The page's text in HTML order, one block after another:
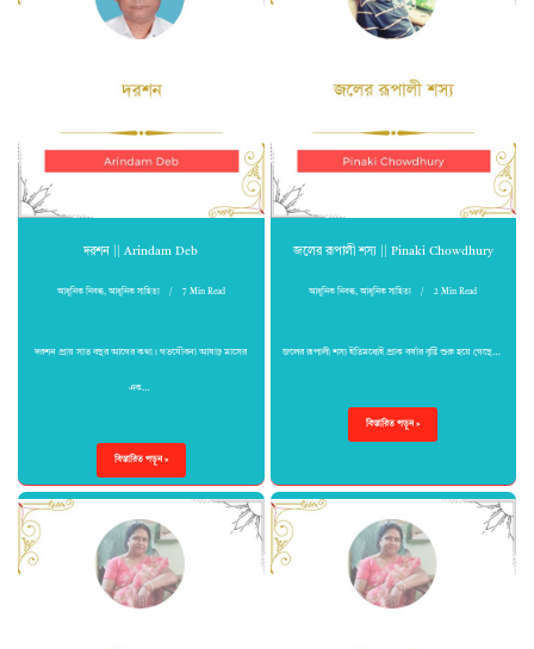
দরশন || Arindam Deb
আধুনিক নিবন্ধ, আধুনিক সাহিত্য 7 Min Read
দরশন প্রায় সাত বছর আগের কথা। গতযৌবনা আষাঢ় মাসের
এক…
বিস্তারিত পড়ুন »
জলের রূপালী শস্য || Pinaki Chowdhury
আধুনিক নিবন্ধ,আধুনিক সাহিত্য 2 Min Read
জলের রূপালী শস্য ইতিমধ্যেই প্রাক বর্ষার বৃষ্টি শুরু হয়ে গেছে…
বিস্তারিত পড়ুন »